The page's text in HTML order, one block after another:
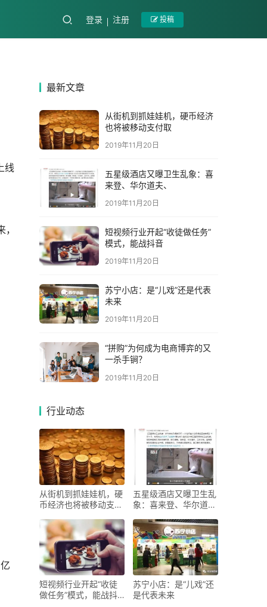
登录 注册 投稿
最新文章
从街机到抓娃娃机，硬币经济
也将被移动支付取
2019年11月20日
五星级酒店又曝卫生乱象：喜
来登、华尔道夫、
2019年11月20日
短视频行业开起“收徒做任务”
模式，能战抖音
2019年11月20日
苏宁小店：是“儿戏”还是代表
未来
2019年11月20日
“拼购”为何成为电商博弈的又
一杀手锏？
2019年11月20日
行业动态
从街机到抓娃娃机，硬
币经济也将被移动支付
五星级酒店又曝卫生乱
象：喜来登、华尔道
短视频行业开起“收徒
做任务”模式，能战抖
苏宁小店：是“儿戏”还
是代表未来